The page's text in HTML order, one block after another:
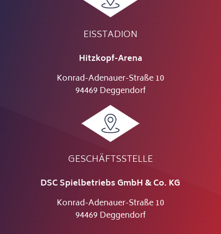
EISSTADION
Hitzkopf-Arena
Konrad-Adenauer-Straße 10
94469 Deggendorf
GESCHÄFTSSTELLE
DSC Spielbetriebs GmbH & Co. KG
Konrad-Adenauer-Straße 10
94469 Deggendorf